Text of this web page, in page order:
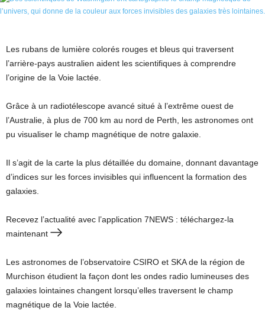
Les rubans de lumière colorés rouges et bleus qui traversent
l’arrière-pays australien aident les scientifiques à comprendre
l’origine de la Voie lactée.
Grâce à un radiotélescope avancé situé à l’extrême ouest de
l’Australie, à plus de 700 km au nord de Perth, les astronomes ont
pu visualiser le champ magnétique de notre galaxie.
Il s’agit de la carte la plus détaillée du domaine, donnant davantage
d’indices sur les forces invisibles qui influencent la formation des
galaxies.
Recevez l’actualité avec l’application 7NEWS : téléchargez-la
maintenant
Les astronomes de l’observatoire CSIRO et SKA de la région de
Murchison étudient la façon dont les ondes radio lumineuses des
galaxies lointaines changent lorsqu’elles traversent le champ
magnétique de la Voie lactée.